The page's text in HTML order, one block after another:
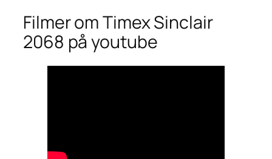
Filmer om Timex Sinclair
2068 på youtube